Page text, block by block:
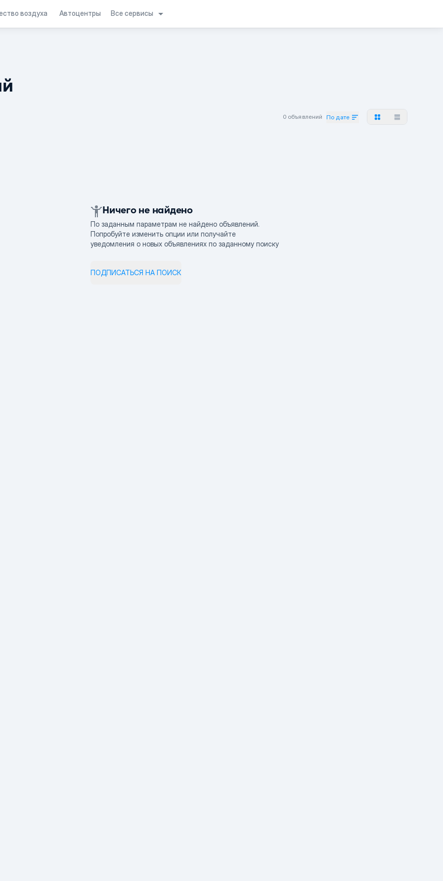
воздуха Автоцентры Все сервисы
0 объявлений По дате
Ничего не найдено
По заданным параметрам не найдено объявлений.
Попробуйте изменить опции или получайте
уведомления о новых объявлениях по заданному поиску
ПОДПИСАТЬСЯ НА ПОИСК